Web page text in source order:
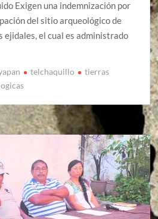
Exigen una indemnización por
del sitio arqueológico de
ejidales, el cual es administrado
telchaquillo
tierras